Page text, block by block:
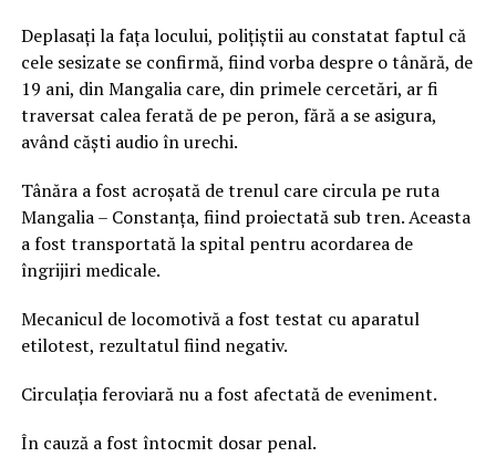
Deplasați la fața locului, polițiștii au constatat faptul că
cele sesizate se confirmă, fiind vorba despre o tânără, de
19 ani, din Mangalia care, din primele cercetări, ar fi
traversat calea ferată de pe peron, fără a se asigura,
având căști audio în urechi.
Tânăra a fost acroșată de trenul care circula pe ruta
Mangalia – Constanța, fiind proiectată sub tren. Aceasta
a fost transportată la spital pentru acordarea de
îngrijiri medicale.
Mecanicul de locomotivă a fost testat cu aparatul
etilotest, rezultatul fiind negativ.
Circulația feroviară nu a fost afectată de eveniment.
În cauză a fost întocmit dosar penal.